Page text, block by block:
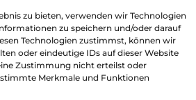
zu bieten, verwenden wir Technologien
zu speichern und/oder darauf
Technologien zustimmst, können wir
oder eindeutige IDs auf dieser Website
Zustimmung nicht erteilst oder
Merkmale und Funktionen